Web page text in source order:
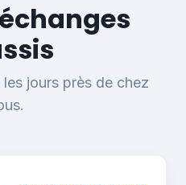
jours près de chez